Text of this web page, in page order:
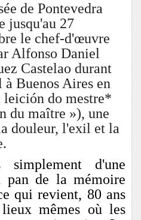
de Pontevedra
jusqu'au 27
le chef-d'œuvre
Alfonso Daniel
Castelao durant
à Buenos Aires en
leición do mestre*
du maître »), une
douleur, l'exil et la
d'une
pan de la mémoire
qui revient, 80 ans
mêmes où les